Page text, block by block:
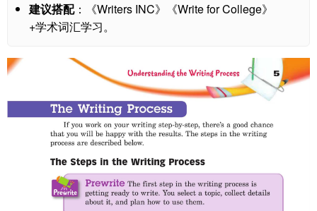
建议搭配：《Writers INC》《Write for College》
+学术词汇学习。